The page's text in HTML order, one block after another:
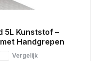
5L Kunststof –
Handgrepen
Vergelijk